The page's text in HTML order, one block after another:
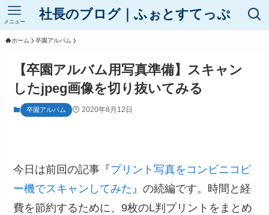
社長のブログ｜ふぉとすてっぷ
メニュー
ホーム 卒園アルバム
【卒園アルバム用写真準備】スキャン
したjpeg画像を切り抜いてみる
卒園アルバム 2020年8月12日
今日は前回の記事『プリント写真をコンビニコピ
ー機でスキャンしてみた 』の続編です。 時間と経
費を節約するために、9枚のL判プリントをまとめ